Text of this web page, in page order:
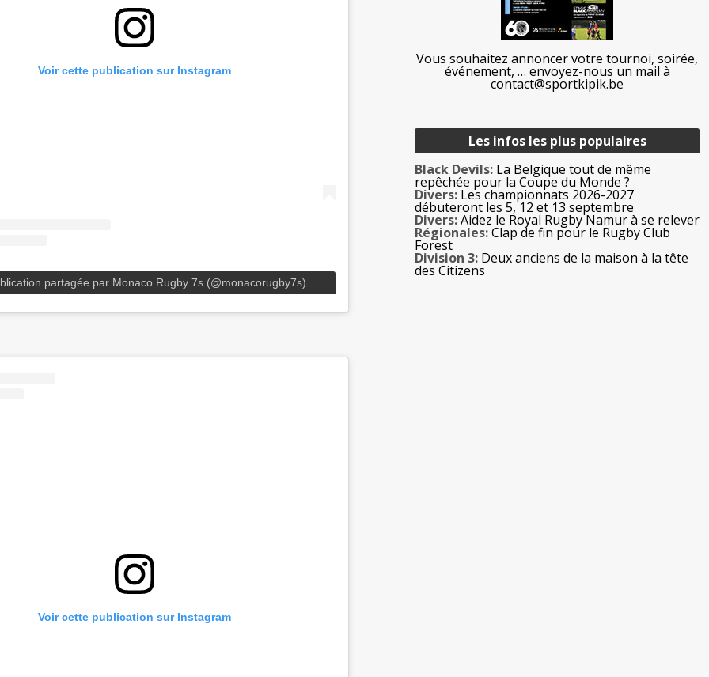
Voir cette publication sur Instagram
partagée par Monaco Rugby 7s (@monacorugby7s)
Voir cette publication sur Instagram
Vous souhaitez annoncer votre tournoi, soirée,
événement, … envoyez-nous un mail à
contact@sportkipik.be
Les infos les plus populaires
Black Devils: La Belgique tout de même
repêchée pour la Coupe du Monde ?
Divers: Les championnats 2026-2027
débuteront les 5, 12 et 13 septembre
Divers:Aidez le Royal Rugby Namur à se relever
Régionales:Clap de fin pour le Rugby Club
Forest
Division 3: Deux anciens de la maison à la tête
des Citizens